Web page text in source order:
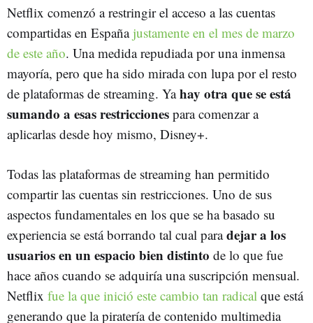
Netflix comenzó a restringir el acceso a las cuentas
compartidas en España justamente en el mes de marzo
de este año. Una medida repudiada por una inmensa
mayoría, pero que ha sido mirada con lupa por el resto
de plataformas de streaming. Yahay otra que se está
sumando a esas restricciones para comenzar a
aplicarlas desde hoy mismo, Disney+.
Todas las plataformas de streaming han permitido
compartir las cuentas sin restricciones. Uno de sus
aspectos fundamentales en los que se ha basado su
experiencia se está borrando tal cual paradejar a los
usuarios en un espacio bien distinto de lo que fue
hace años cuando se adquiría una suscripción mensual.
Netflix fue la que inició este cambio tan radical que está
generando que la piratería de contenido multimedia